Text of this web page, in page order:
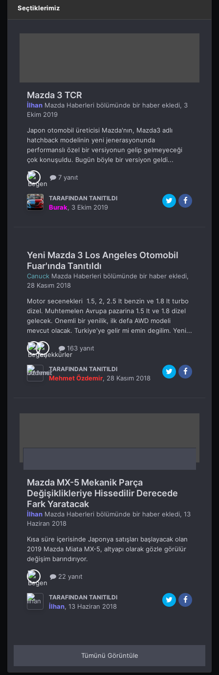
Seçtiklerimiz
Mazda 3 TCR
İlhan Mazda Haberleri bölümünde bir haber ekledi, 3
Ekim 2019
Japon otomobil üreticisi Mazda'nın, Mazda3 adlı
hatchback modelinin yeni jenerasyonunda
performanslı özel bir versiyonun gelip gelmeyeceği
çok konuşuldu. Bugün böyle bir versiyon geldi...
7 yanıt
TARAFINDAN TANITILDI
Burak, 3 Ekim 2019
Yeni Mazda 3 Los Angeles Otomobil
Fuar'ında Tanıtıldı
Canuck Mazda Haberleri bölümünde bir haber ekledi,
28 Kasım 2018
Motor secenekleri 1.5, 2, 2.5 lt benzin ve 1.8 lt turbo
dizel. Muhtemelen Avrupa pazarina 1.5 lt ve 1.8 dizel
gelecek. Onemli bir yenilik, ilk defa AWD modeli
mevcut olacak. Turkiye'ye gelir mi emin degilim. Yeni...
163 yanıt
TARAFINDAN TANITILDI
Mehmet Özdemir, 28 Kasım 2018
Mazda MX-5 Mekanik Parça
Değişiklikleriye Hissedilir Derecede
Fark Yaratacak
İlhan Mazda Haberleri bölümünde bir haber ekledi, 13
Haziran 2018
Kısa süre içerisinde Japonya satışları başlayacak olan
2019 Mazda Miata MX-5, altyapı olarak gözle görülür
değişim barındırıyor.
22 yanıt
TARAFINDAN TANITILDI
İlhan, 13 Haziran 2018
Tümünü Görüntüle